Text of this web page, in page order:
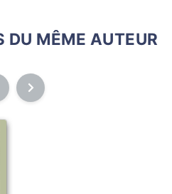
DU MÊME AUTEUR